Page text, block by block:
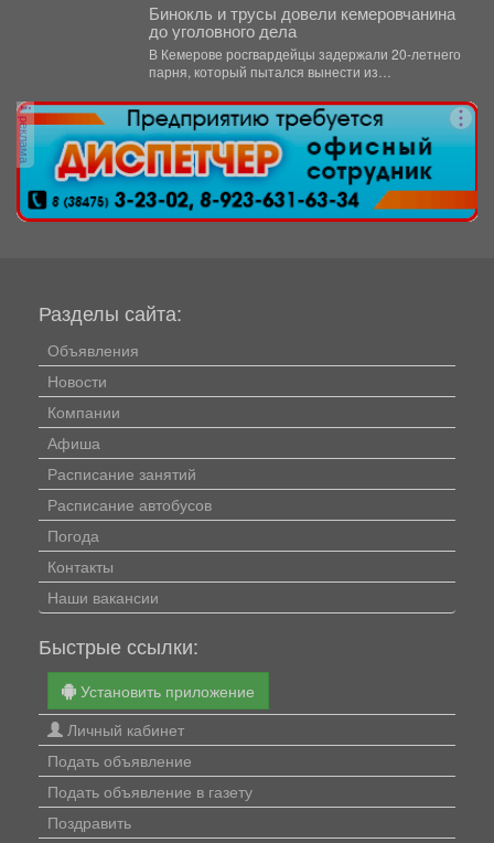
Бинокль и трусы довели кемеровчанина
до уголовного дела
В Кемерове росгвардейцы задержали 20-летнего
парня, который пытался вынести из
реклама
Разделы сайта:
Объявления
Новости
Компании
Афиша
Расписание занятий
Расписание автобусов
Погода
Контакты
Наши вакансии
Быстрые ссылки:
Установить приложение
Личный кабинет
Подать объявление
Подать объявление в газету
Поздравить